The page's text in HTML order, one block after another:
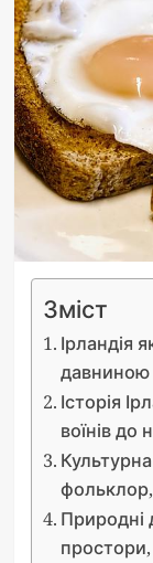
Зміст
Ірландія
давниною
Історія
воїнів до
Природні